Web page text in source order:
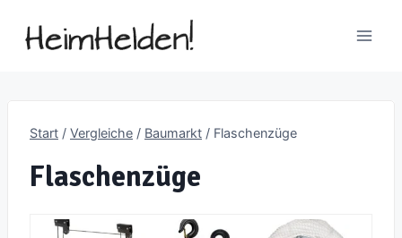
Inhalt
Start / Vergleiche / Baumarkt / Flaschenzüge
Flaschenzüge